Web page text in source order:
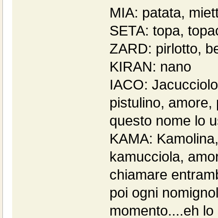
MIA: patata,
SETA: topa,
ZARD: pirlotto,
KIRAN: nano
IACO:
pistulino,
questo nome lo
KAMA:
kamucciola,
chiamare
poi ogni
momento....eh